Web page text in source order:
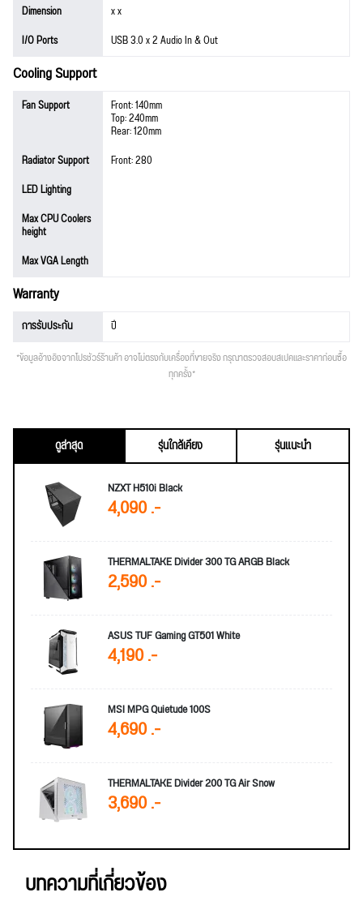
Dimension
x x
I/O Ports
USB 3.0 x 2 Audio In & Out
Cooling Support
Fan Support Front: 140mm
Top: 240mm
Rear: 120mm
Radiator Support
Front: 280
LED Lighting
Max CPU Coolers
height
Max VGA Length
Warranty
การรับประกัน ปี
*ข้อมูลอ้างอิงจากโปรชัวร์ร้านค้า อาจไม่ตรงกับเครื่องที่ขายจริง กรุณาตรวจสอบสเปคและราคาก่อนซื้อ
ทุกครั้ง*
ดูล่าสุด รุ่นใกล้เคียง
รุ่นแนะนำ
NZXT H510i Black
4,090 .-
THERMALTAKE Divider 300 TG ARGB Black
2,590 .-
ASUS TUF Gaming GT501 White
4,190 .-
MSI MPG Quietude 100S
4,690 .-
THERMALTAKE Divider 200 TG Air Snow
3,690 .-
บทความที่เกี่ยวข้อง